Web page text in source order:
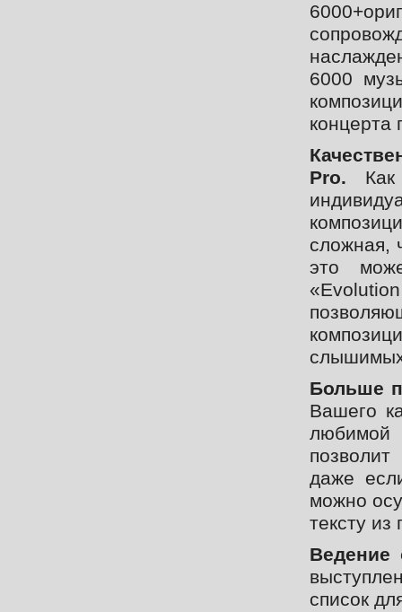
6000
концерта
Pro. Как
сложная,
это
Больше
Вашего
любимой
даже
можно
тексту
Ведение
список